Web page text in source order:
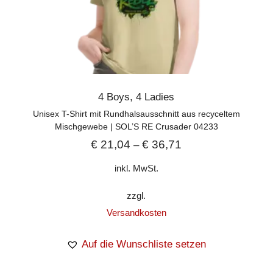
4 Boys,4 Ladies
Unisex T-Shirt mit Rundhalsausschnitt aus recyceltem
Mischgewebe | SOL’S RE Crusader 04233
€ 21,04 –€ 36,71
inkl. MwSt.
zzgl.
Versandkosten
Auf die Wunschliste setzen